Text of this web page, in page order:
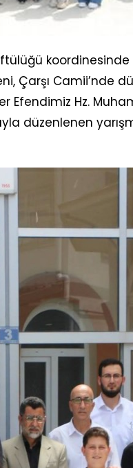
koordinesinde
Çarşı Camii’nde
Efendimiz Hz.
düzenlenen